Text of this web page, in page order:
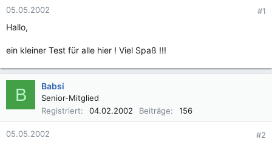
05.05.2002 #1
Hallo,
ein kleiner Test für alle hier ! Viel Spaß !!!
B Babsi
Senior-Mitglied
Registriert
04.02.2002 Beiträge 156
05.05.2002 #2